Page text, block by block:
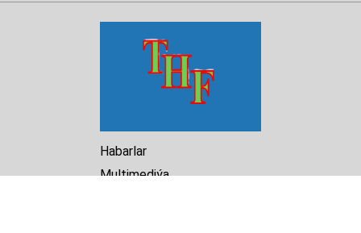
Habarlar
Multimediýa